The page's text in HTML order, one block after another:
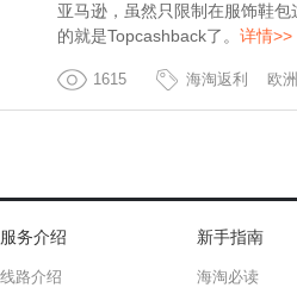
亚马逊，虽然只限制在服饰鞋
的就是Topcashback了。 详情>>
1615 海淘返利 欧
服务介绍
线路介绍
新手指南
海淘必读